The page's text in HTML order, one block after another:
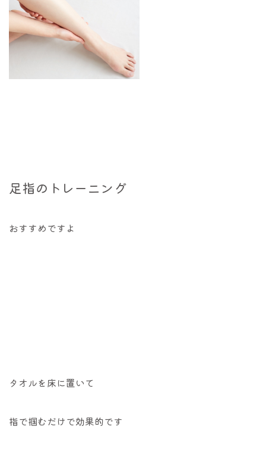
足指のトレーニング
おすすめですよ
タオルを床に置いて
指で掴むだけで効果的です